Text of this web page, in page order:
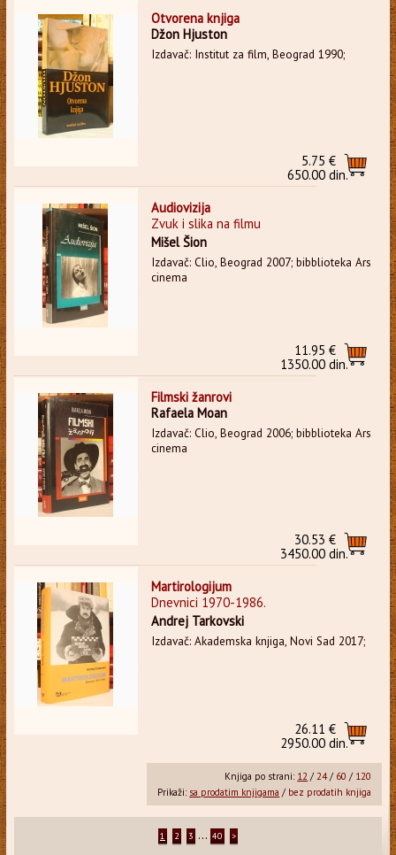
Otvorena knjiga
Džon Hjuston
Izdavač: Institut za film, Beograd 1990;
5.75 €
650.00 din.
Audiovizija
Zvuk i slika na filmu
Mišel Šion
Izdavač: Clio, Beograd 2007; bibblioteka Ars
cinema
11.95 €
1350.00 din.
Filmski žanrovi
Rafaela Moan
Izdavač: Clio, Beograd 2006; bibblioteka Ars
cinema
30.53 €
3450.00 din.
Martirologijum
Dnevnici 1970-1986.
Andrej Tarkovski
Izdavač: Akademska knjiga, Novi Sad 2017;
26.11 €
2950.00 din.
Knjiga po strani: 12 /24/ 60 / 120
Prikaži: sa prodatim knjigama / bez prodatih knjiga
1 2 3 ... 40 >